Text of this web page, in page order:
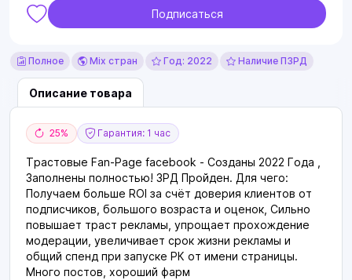
Подписаться
Полное Mix стран Год: 2022 Наличие ПЗРД
Описание товара
25% Гарантия: 1 час
Трастовые Fan-Page facebook - Созданы 2022 Года ,
Заполнены полностью! ЗРД Пройден. Для чего:
Получаем больше ROI за счёт доверия клиентов от
подписчиков, большого возраста и оценок, Сильно
повышает траст рекламы, упрощает прохождение
модерации, увеличивает срок жизни рекламы и
общий спенд при запуске РК от имени страницы.
Много постов, хороший фарм